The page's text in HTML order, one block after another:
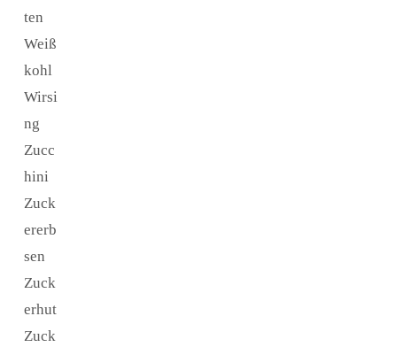
ten
Weiß
kohl
Wirsi
ng
Zucc
hini
Zuck
ererb
sen
Zuck
erhut
Zuck